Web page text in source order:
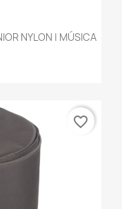
NYLON | MÚSICA
favorite_border